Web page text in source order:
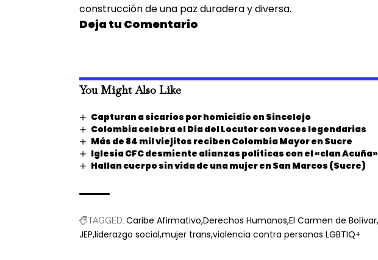
construcción de una paz duradera y diversa.
Deja tu Comentario
You Might Also Like
Capturan a sicarios por homicidio en Sincelejo
Colombia celebra el Día del Locutor con voces legendarias
Más de 84 mil viejitos reciben Colombia Mayor en Sucre
Iglesia CFC desmiente alianzas políticas con el «clan Acuña»
Hallan cuerpo sin vida de una mujer en San Marcos (Sucre)
TAGGED: Caribe Afirmativo Derechos Humanos El Carmen de Bolívar
JEP liderazgo social mujer trans violencia contra personas LGBTIQ+